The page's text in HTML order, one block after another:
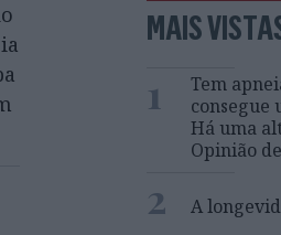
MAIS
1
Tem
consegue
Há uma
Opinião
2 A